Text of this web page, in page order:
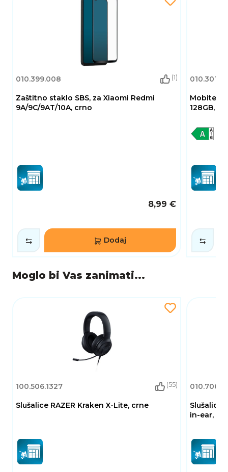
010.399.008 (1)
Zaštitno staklo SBS, za Xiaomi Redmi
9A/9C/9AT/10A, crno
8,99 €
Dodaj
Mobitel
128GB,
Moglo bi Vas zanimati...
100.506.1327 (55)
Slušalice RAZER Kraken X-Lite, crne
Slušalice
in-ear,